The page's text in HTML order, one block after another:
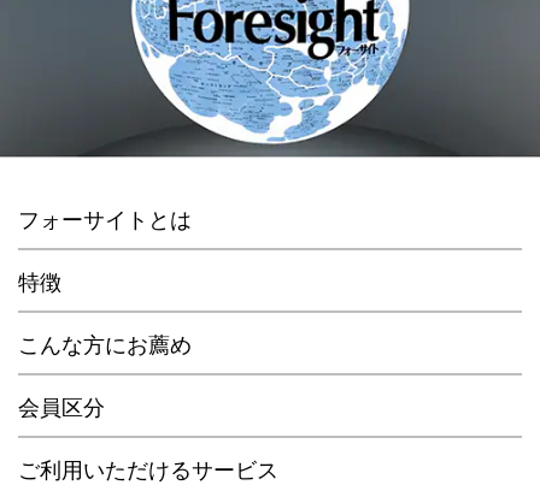
フォーサイトとは
特徴
こんな方にお薦め
会員区分
ご利用いただけるサービス